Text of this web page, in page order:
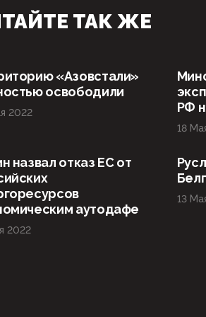
ТАК ЖЕ
«Азовстали»
освободили
2022
РФ
18
назвал отказ ЕС от
аутодафе
2022
13